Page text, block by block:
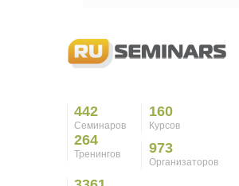
442
Семинаров
160
Курсов
264
Тренингов 973
Организаторов